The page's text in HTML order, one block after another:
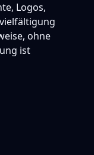
Logos,
ohne
ist